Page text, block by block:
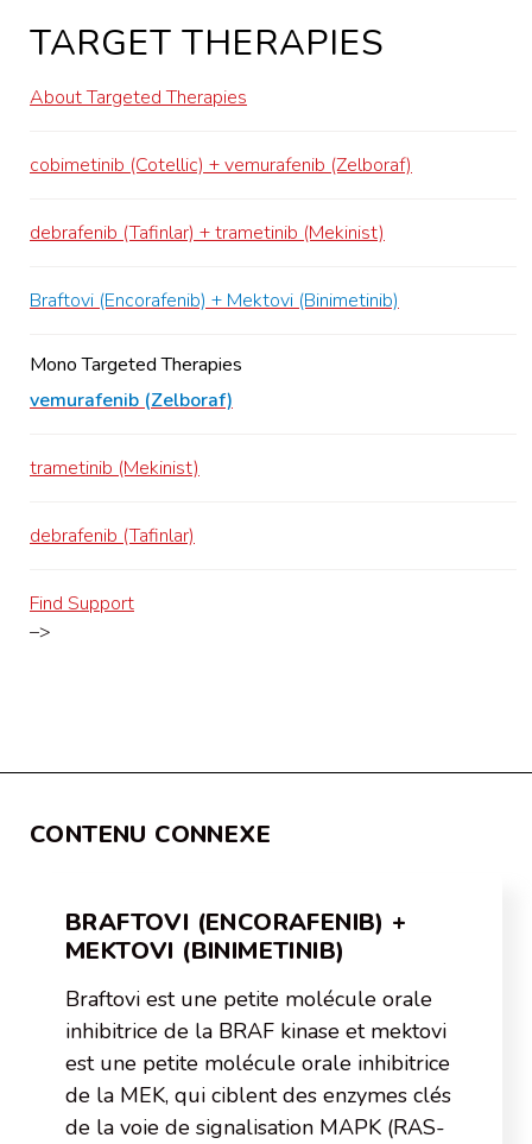
TARGET THERAPIES
About Targeted Therapies
cobimetinib (Cotellic) + vemurafenib (Zelboraf)
debrafenib (Tafinlar) + trametinib (Mekinist)
Braftovi (Encorafenib) + Mektovi (Binimetinib)
Mono Targeted Therapies
vemurafenib (Zelboraf)
trametinib (Mekinist)
debrafenib (Tafinlar)
Find Support
–>
CONTENU CONNEXE
BRAFTOVI (ENCORAFENIB) +
MEKTOVI (BINIMETINIB)
Braftovi est une petite molécule orale
inhibitrice de la BRAF kinase et mektovi
est une petite molécule orale inhibitrice
de la MEK, qui ciblent des enzymes clés
de la voie de signalisation MAPK (RAS-